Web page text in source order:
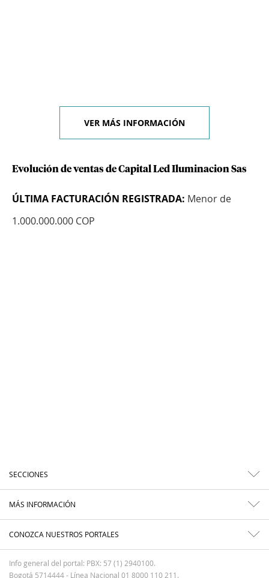
VER MÁS INFORMACIÓN
Evolución de ventas de Capital Led Iluminacion Sas
ÚLTIMA FACTURACIÓN REGISTRADA: Menor de
1.000.000.000 COP
SECCIONES
MÁS INFORMACIÓN
CONOZCA NUESTROS PORTALES
Info general del portal: PBX: 57 (1) 2940100.
Bogotá 5714444 - Línea Nacional 01 8000 110 211.